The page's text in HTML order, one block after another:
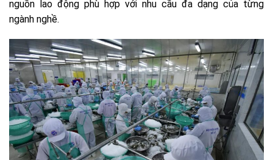
nguồn lao động phù hợp với nhu cầu đa dạng của từng
ngành nghề.